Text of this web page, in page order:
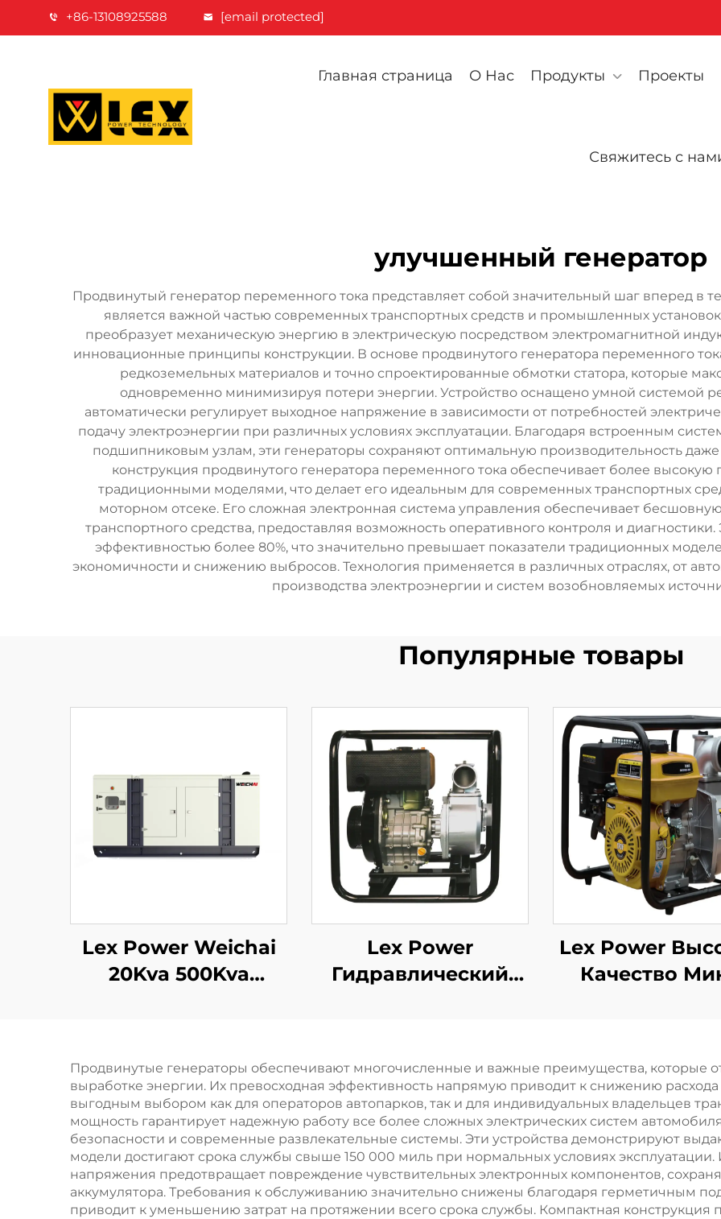
+86-13108925588 [email protected]
Главная страница О Нас Продукты Проекты
Свяжитесь с
улучшенный генератор
Продвинутый генератор переменного тока представляет собой значительный шаг вперед в
является важной частью современных транспортных средств и промышленных
преобразует механическую энергию в электрическую посредством электромагнитной
инновационные принципы конструкции. В основе продвинутого генератора переменного
редкоземельных материалов и точно спроектированные обмотки статора, которые
одновременно минимизируя потери энергии. Устройство оснащено умной системой
автоматически регулирует выходное напряжение в зависимости от потребностей
подачу электроэнергии при различных условиях эксплуатации. Благодаря встроенным
подшипниковым узлам, эти генераторы сохраняют оптимальную производительность даже
конструкция продвинутого генератора переменного тока обеспечивает более
традиционными моделями, что делает его идеальным для современных транспортных
моторном отсеке. Его сложная электронная система управления обеспечивает
транспортного средства, предоставляя возможность оперативного контроля и
эффективностью более 80%, что значительно превышает показатели традиционных
экономичности и снижению выбросов. Технология применяется в различных отраслях, от
производства электроэнергии и систем возобновляемых
Популярные товары
Lex Power Weichai
20Kva 500Kva
Номинальная Цена
Завода
Lex Power
Гидравлический
Давления Цена
Списка
Lex Power
Качество
Хозяйства
Орошения
Продвинутые генераторы обеспечивают многочисленные и важные преимущества, которые
выработке энергии. Их превосходная эффективность напрямую приводит к снижению расхода
выгодным выбором как для операторов автопарков, так и для индивидуальных владельцев
мощность гарантирует надежную работу все более сложных электрических систем
безопасности и современные развлекательные системы. Эти устройства демонстрируют
модели достигают срока службы свыше 150 000 миль при нормальных условиях эксплуатации.
напряжения предотвращает повреждение чувствительных электронных компонентов,
аккумулятора. Требования к обслуживанию значительно снижены благодаря герметичным
приводит к уменьшению затрат на протяжении всего срока службы. Компактная конструкция